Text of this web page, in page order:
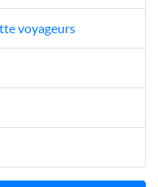
voyageurs